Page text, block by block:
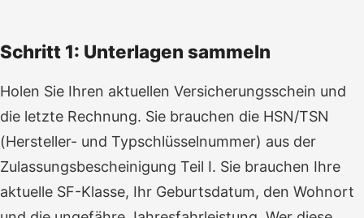
Schritt 1: Unterlagen sammeln
Holen Sie Ihren aktuellen Versicherungsschein und
die letzte Rechnung. Sie brauchen die HSN/TSN
(Hersteller- und Typschlüsselnummer) aus der
Zulassungsbescheinigung Teil I. Sie brauchen Ihre
aktuelle SF-Klasse, Ihr Geburtsdatum, den Wohnort